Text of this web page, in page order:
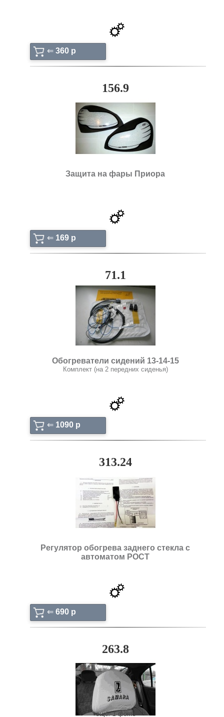
⇐ 360 p
156.9
Защита на фары Приора
⇐ 169 p
71.1
Обогреватели сидений 13-14-15
Комплект (на 2 передних сиденья)
⇐ 1090 p
313.24
Регулятор обогрева заднего стекла с
автоматом РОСТ
⇐ 690 p
263.8
ещё: 1 фото